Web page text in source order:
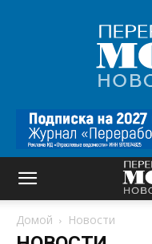
Домой Новости